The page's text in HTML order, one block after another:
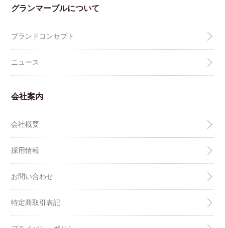
グランマーブルについて
ブランドコンセプト
ニュース
会社案内
会社概要
採用情報
お問い合わせ
特定商取引表記